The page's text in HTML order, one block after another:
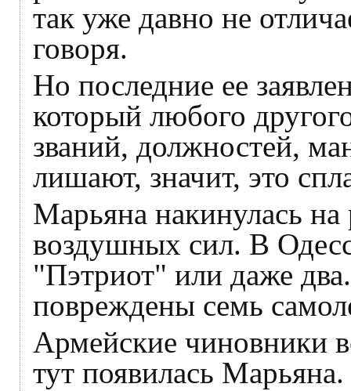
так уже давно не
говоря.
Но последние ее
который любого
званий, должностей,
лишают, значит, это
Марьяна накинулась на
воздушных сил. В
"Пэтриот" или даже
повреждены семь
Армейские чиновники
тут появилась Марьяна.